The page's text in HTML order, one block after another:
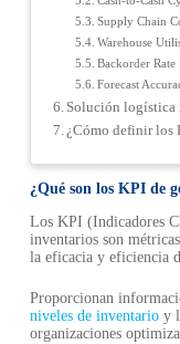
Supply Chain
Warehouse
Backorder Rate
Forecast
Solución logística
¿Cómo definir los
¿Qué son los KPI de
Los KPI (Indicadores
inventarios son
la eficacia y eficiencia
Proporcionan
niveles de inventarioy
organizaciones